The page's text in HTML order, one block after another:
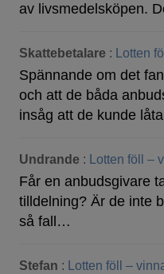
av livsmedelsköpen.
Skattebetalare : Lotten
Spännande om det
och att de båda
insåg att de kunde
Undrande : Lotten föll –
Får en anbudsgivare
tilldelning? Är de inte
så fall…
Stefan : Lotten föll –